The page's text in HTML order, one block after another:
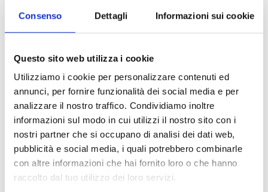
Consenso Dettagli Informazioni sui cookie
Questo sito web utilizza i cookie
Utilizziamo i cookie per personalizzare contenuti ed
annunci, per fornire funzionalità dei social media e per
analizzare il nostro traffico. Condividiamo inoltre
informazioni sul modo in cui utilizzi il nostro sito con i
nostri partner che si occupano di analisi dei dati web,
pubblicità e social media, i quali potrebbero combinarle
con altre informazioni che hai fornito loro o che hanno
raccolto dal tuo utilizzo dei loro servizi.
Коллектор DN 32
Материал: сталь.
Макс. рабочая температура: 110 °C.
Межосевое расстояние между фитингами:
125мм.
Максимальное рабочее давление: 4 бар
Перейти к изделию